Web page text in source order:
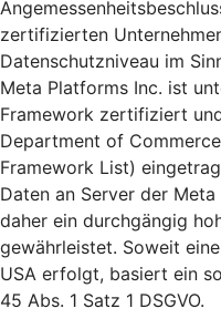
zertifizierten
Datenschutzniveau im
Meta Platforms Inc. ist
Framework zertifiziert
Department of
Framework List)
Daten an Server der
daher ein durchgängig
gewährleistet. Soweit
USA erfolgt, basiert ein
45 Abs. 1 Satz 1 DSGVO.